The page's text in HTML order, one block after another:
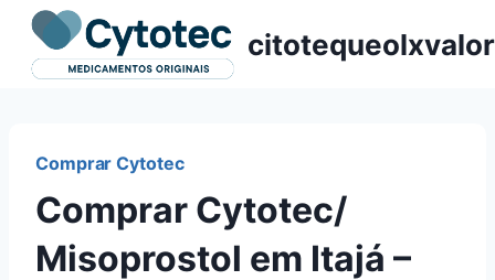
Pular
para
citotequeolxvalor
Comprar Cytotec
Comprar Cytotec/
Misoprostol em Itajá –